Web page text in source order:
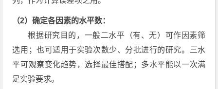
（2）确定各因素的水平数：
根据研究目的，一般二水平（有、无）可作因素筛
选用；也可适用于实验次数少、分批进行的研究。三水
平可观察变化趋势，选择最佳搭配；多水平能以一次满
足实验要求。